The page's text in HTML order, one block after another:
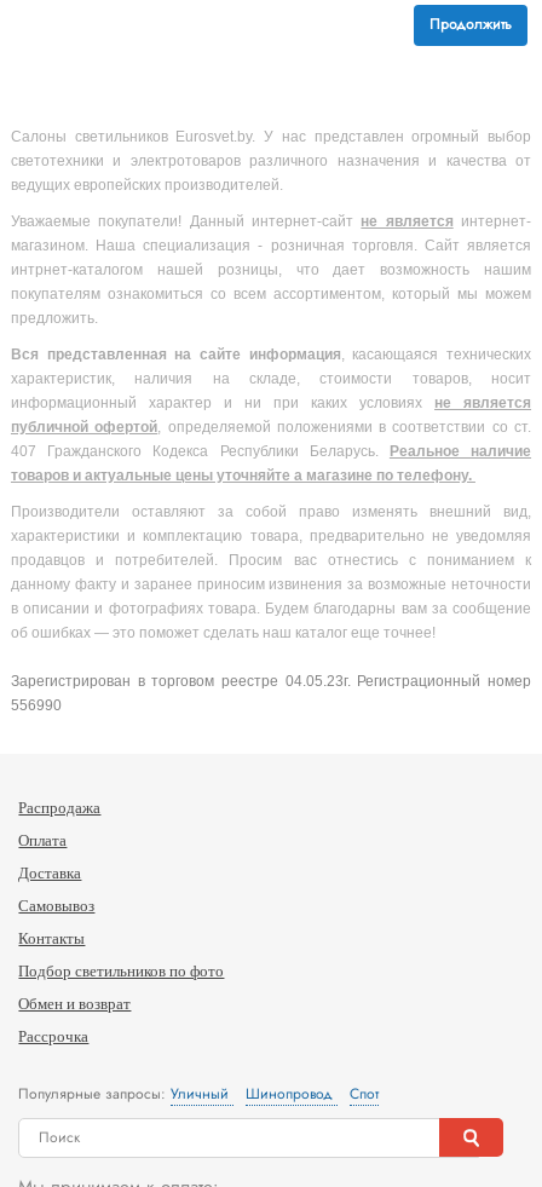
Продолжить
Салоны светильников Eurosvet.by. У нас представлен огромный выбор
светотехники и электротоваров различного назначения и качества от
ведущих европейских производителей.
Уважаемые покупатели! Данный интернет-сайт не является интернет-
магазином. Наша специализация - розничная торговля. Сайт является
интрнет-каталогом нашей розницы, что дает возможность нашим
покупателям ознакомиться со всем ассортиментом, который мы можем
предложить.
Вся представленная на сайте информация, касающаяся технических
характеристик, наличия на складе, стоимости товаров, носит
информационный характер и ни при каких условиях не является
публичной офертой, определяемой положениями в соответствии со ст.
407 Гражданского Кодекса Республики Беларусь.
Реальное наличие
товаров и актуальные цены уточняйте а магазине по телефону.
Производители оставляют за собой право изменять внешний вид,
характеристики и комплектацию товара, предварительно не уведомляя
продавцов и потребителей. Просим вас отнестись с пониманием к
данному факту и заранее приносим извинения за возможные неточности
в описании и фотографиях товара. Будем благодарны вам за сообщение
об ошибках — это поможет сделать наш каталог еще точнее!
Зарегистрирован в торговом реестре 04.05.23г. Регистрационный номер
556990
Распродажа
Оплата
Доставка
Самовывоз
Контакты
Подбор светильников по фото
Обмен и возврат
Рассрочка
Популярные запросы:Уличный Шинопровод Спот